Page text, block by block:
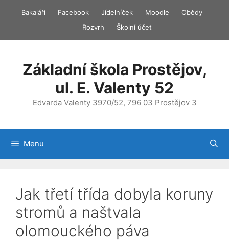
Bakaláři Facebook Jídelníček Moodle
Obědy
Rozvrh
Školní účet
Základní škola Prostějov,
ul. E. Valenty 52
Edvarda Valenty 3970/52, 796 03 Prostějov 3
Menu
Jak třetí třída dobyla koruny
stromů a naštvala
olomouckého páva